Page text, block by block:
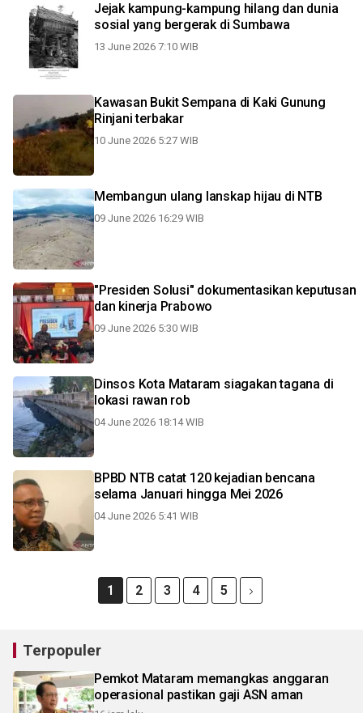
Jejak kampung-kampung hilang dan dunia
sosial yang bergerak di Sumbawa
13 June 2026 7:10 WIB
Kawasan Bukit Sempana di Kaki Gunung
Rinjani terbakar
10 June 2026 5:27 WIB
Membangun ulang lanskap hijau di NTB
09 June 2026 16:29 WIB
"Presiden Solusi" dokumentasikan keputusan
dan kinerja Prabowo
09 June 2026 5:30 WIB
Dinsos Kota Mataram siagakan tagana di
lokasi rawan rob
04 June 2026 18:14 WIB
BPBD NTB catat 120 kejadian bencana
selama Januari hingga Mei 2026
04 June 2026 5:41 WIB
1 2 3 4 5
Terpopuler
Pemkot Mataram memangkas anggaran
operasional pastikan gaji ASN aman